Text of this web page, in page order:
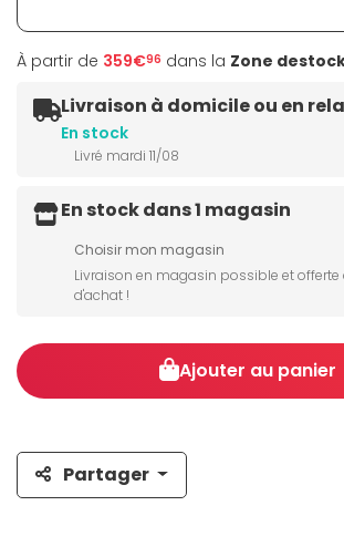
À partir de 359€96 dans la Zone
Livraison à domicile ou en
En stock
Livré mardi 11/08
En stock dans 1 magasin
Choisir mon magasin
Livraison en magasin possible et offerte
d'achat !
Ajouter au panier
Partager